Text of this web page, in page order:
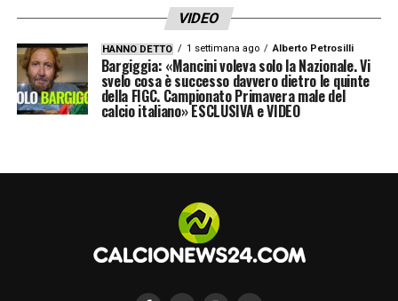
VIDEO
HANNO DETTO 1 settimana ago Alberto Petrosilli
Bargiggia: «Mancini voleva solo la Nazionale. Vi
svelo cosa è successo davvero dietro le quinte
della FIGC. Campionato Primavera male del
calcio italiano» ESCLUSIVA e VIDEO